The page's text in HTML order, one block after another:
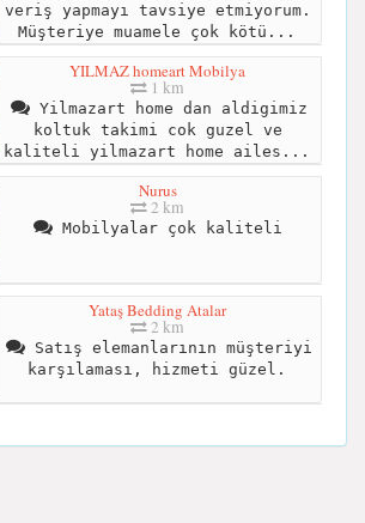
veriş yapmayı tavsiye etmiyorum.
Müşteriye muamele çok kötü...
YILMAZ homeart Mobilya
1 km
Yilmazart home dan aldigimiz
koltuk takimi cok guzel ve
kaliteli yilmazart home ailes...
Nurus
2 km
Mobilyalar çok kaliteli
Yataş Bedding Atalar
2 km
Satış elemanlarının müşteriyi
karşılaması, hizmeti güzel.